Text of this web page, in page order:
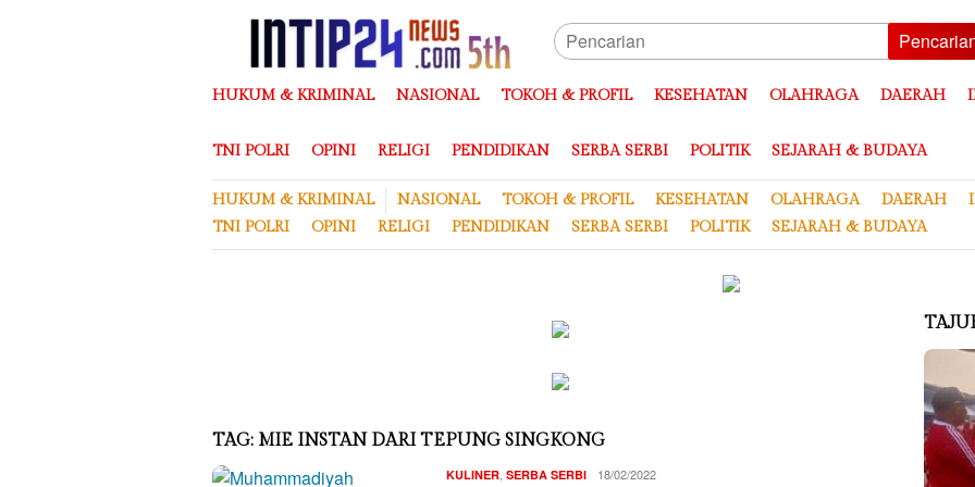
HUKUM & KRIMINAL NASIONAL TOKOH & PROFIL KESEHATAN OLAHRAGA DAERAH
TNI POLRI OPINI RELIGI PENDIDIKAN SERBA SERBI POLITIK SEJARAH & BUDAYA
HUKUM & KRIMINAL NASIONAL TOKOH & PROFIL KESEHATAN OLAHRAGA DAERAH
TNI POLRI
OPINI RELIGI PENDIDIKAN SERBA SERBI POLITIK SEJARAH & BUDAYA
TAG: MIE INSTAN DARI TEPUNG SINGKONG
KULINER SERBA SERBIRedaksi
18/02/2022